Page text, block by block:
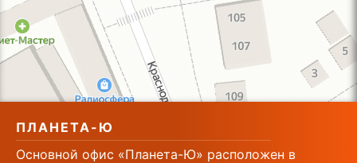
ПЛАНЕТА-Ю
Основной офис «Планета-Ю» расположен в